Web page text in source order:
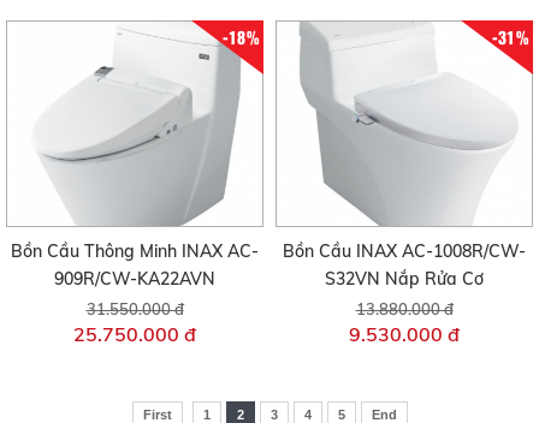
-18%
Bồn Cầu Thông Minh INAX AC-
909R/CW-KA22AVN
31.550.000 đ
25.750.000 đ
-31%
Bồn Cầu INAX AC-1008R/CW-
S32VN Nắp Rửa Cơ
13.880.000 đ
9.530.000 đ
First 1 2 3 4 5 End